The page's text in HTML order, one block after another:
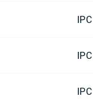
IPC
IPC
IPC